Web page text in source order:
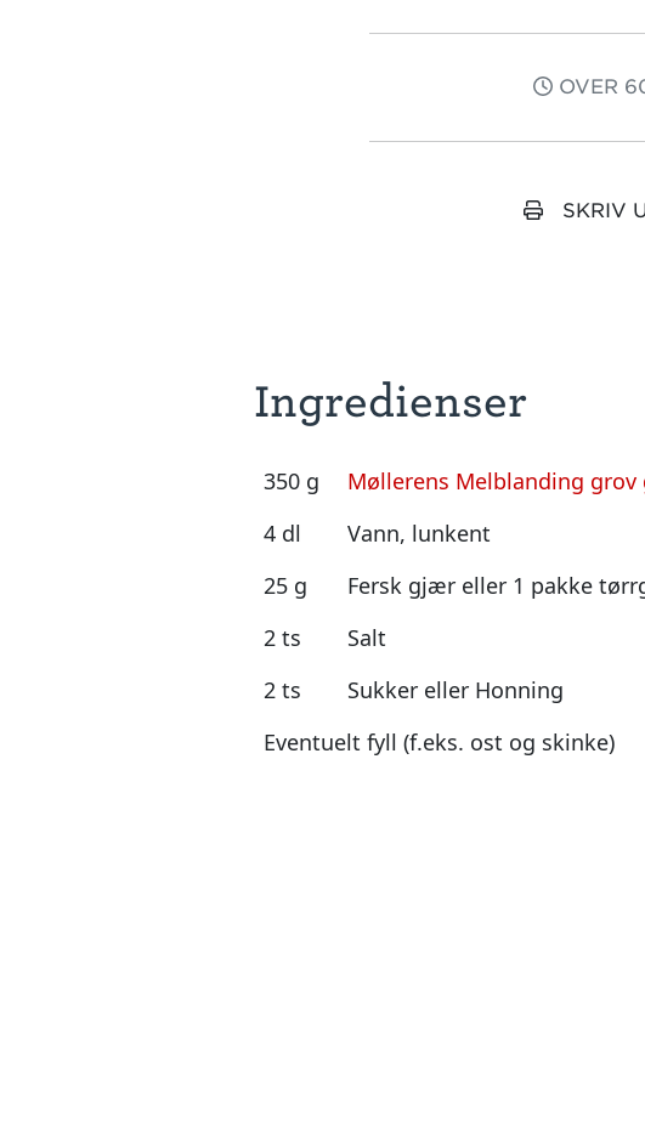
OVER
SKRIV
Ingredienser
350 g
Møllerens Melblanding
4 dl
Vann, lunkent
25 g
Fersk gjær eller 1 pakke
2 ts
Salt
2 ts
Sukker eller Honning
Eventuelt fyll (f.eks. ost og skinke)